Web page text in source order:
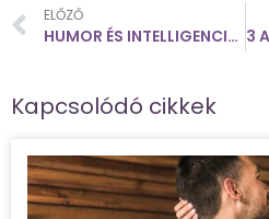
ELŐZŐ
HUMOR ÉS INTELLIGENCIA – A VICCES EMBEREK VALÓBAN OKOSABBAK?
Kapcsolódó cikkek